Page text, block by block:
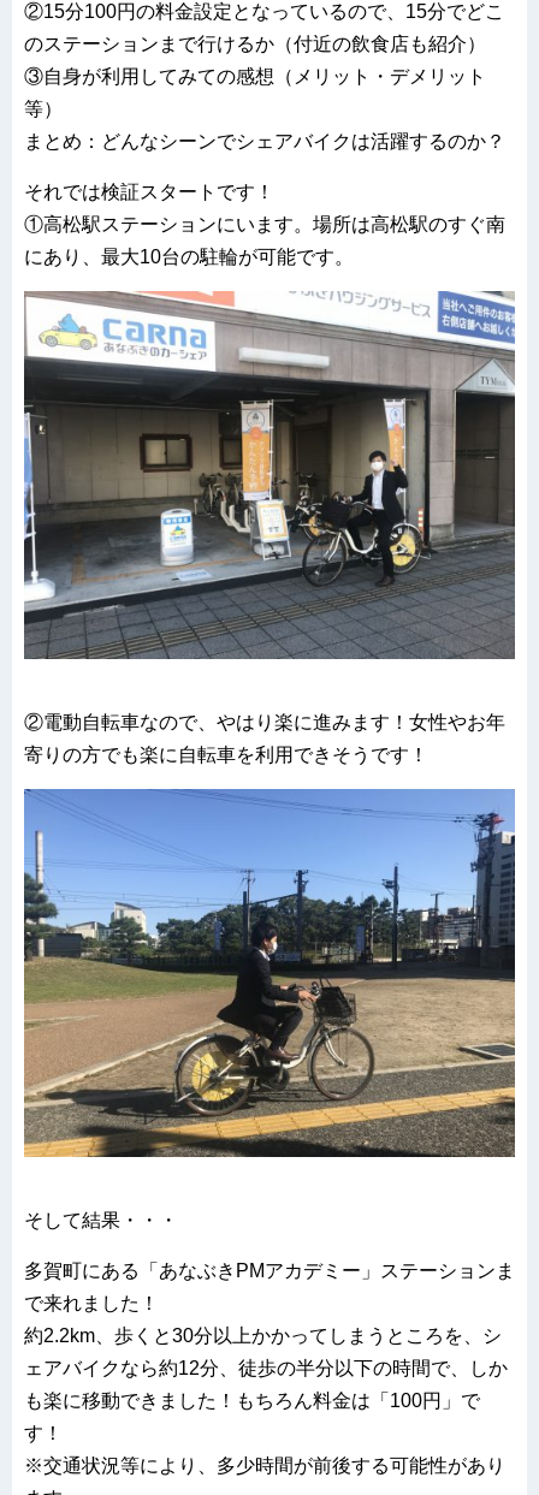
②15分100円の料金設定となっているので、15分でどこ
のステーションまで行けるか（付近の飲食店も紹介）
③自身が利用してみての感想（メリット・デメリット
等）
まとめ：どんなシーンでシェアバイクは活躍するのか？
それでは検証スタートです！
①高松駅ステーションにいます。場所は高松駅のすぐ南
にあり、最大10台の駐輪が可能です。
②電動自転車なので、やはり楽に進みます！女性やお年
寄りの方でも楽に自転車を利用できそうです！
そして結果・・・
多賀町にある「あなぶきPMアカデミー」ステーションま
で来れました！
約2.2km、歩くと30分以上かかってしまうところを、シ
ェアバイクなら約12分、徒歩の半分以下の時間で、しか
も楽に移動できました！もちろん料金は「100円」で
す！
※交通状況等により、多少時間が前後する可能性があり